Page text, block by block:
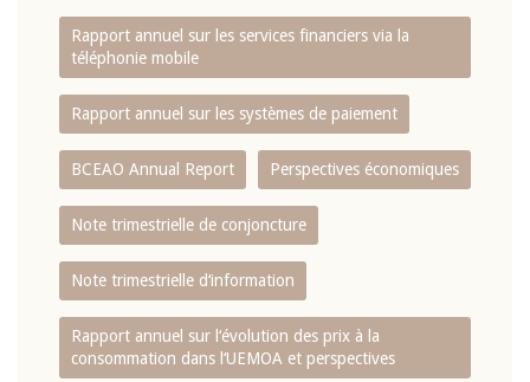
Rapport annuel sur les services financiers via la
téléphonie mobile
Rapport annuel sur les systèmes de paiement
BCEAO Annual Report Perspectives économiques
Note trimestrielle de conjoncture
Note trimestrielle d‘information
Rapport annuel sur l‘évolution des prix à la
consommation dans l‘UEMOA et perspectives